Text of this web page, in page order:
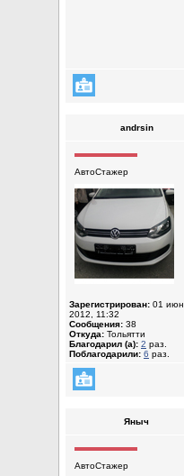
andrsin
АвтоСтажер
Зарегистрирован: 01 июн
2012, 11:32
Сообщения: 38
Откуда: Тольятти
Благодарил (а): 2 раз.
Поблагодарили: 6 раз.
Яныч
АвтоСтажер